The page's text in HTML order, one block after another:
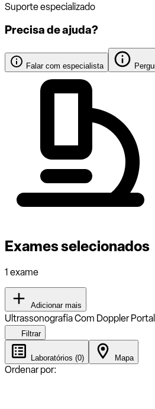
Suporte especializado
Precisa de ajuda?
Falar com especialista
Exames selecionados
1 exame
Adicionar mais
Ultrassonografia Com Doppler
Filtrar
Laboratórios (0) Mapa
Ordenar por: